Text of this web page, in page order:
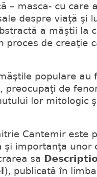
– masca- cu care
despre viaţă şi
a măştii la
proces de creaţie
populare au
preocupaţi de
lor mitologic
Cantemir este
şi importanţa unor
sa
), publicată în